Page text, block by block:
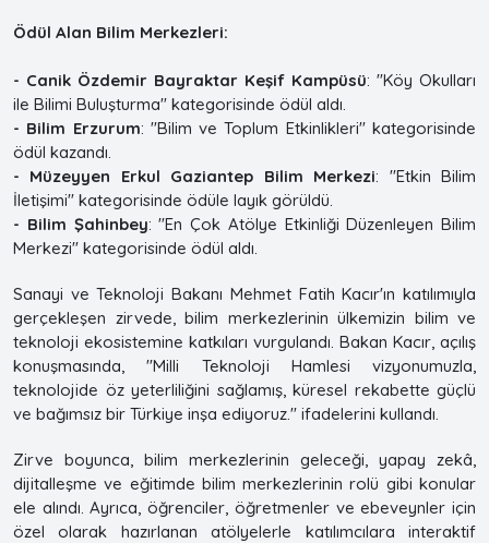
Ödül Alan Bilim Merkezleri:
- Canik Özdemir Bayraktar Keşif Kampüsü: "Köy Okulları
ile Bilimi Buluşturma" kategorisinde ödül aldı.
- Bilim Erzurum: "Bilim ve Toplum Etkinlikleri" kategorisinde
ödül kazandı.
- Müzeyyen Erkul Gaziantep Bilim Merkezi: "Etkin Bilim
İletişimi" kategorisinde ödüle layık görüldü.
- Bilim Şahinbey: "En Çok Atölye Etkinliği Düzenleyen Bilim
Merkezi" kategorisinde ödül aldı.
Sanayi ve Teknoloji Bakanı Mehmet Fatih Kacır'ın katılımıyla
gerçekleşen zirvede, bilim merkezlerinin ülkemizin bilim ve
teknoloji ekosistemine katkıları vurgulandı. Bakan Kacır, açılış
konuşmasında, "Milli Teknoloji Hamlesi vizyonumuzla,
teknolojide öz yeterliliğini sağlamış, küresel rekabette güçlü
ve bağımsız bir Türkiye inşa ediyoruz." ifadelerini kullandı.
Zirve boyunca, bilim merkezlerinin geleceği, yapay zekâ,
dijitalleşme ve eğitimde bilim merkezlerinin rolü gibi konular
ele alındı. Ayrıca, öğrenciler, öğretmenler ve ebeveynler için
özel olarak hazırlanan atölyelerle katılımcılara interaktif